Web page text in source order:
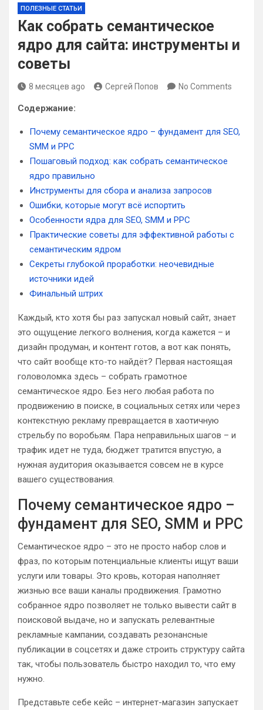
ПОЛЕЗНЫЕ СТАТЬИ
Как собрать семантическое
ядро для сайта: инструменты и
советы
8 месяцев ago Сергей Попов No Comments
Содержание:
Почему семантическое ядро – фундамент для SEO,
SMM и PPC
Пошаговый подход: как собрать семантическое
ядро правильно
Инструменты для сбора и анализа запросов
Ошибки, которые могут всё испортить
Особенности ядра для SEO, SMM и PPC
Практические советы для эффективной работы с
семантическим ядром
Секреты глубокой проработки: неочевидные
источники идей
Финальный штрих
Каждый, кто хотя бы раз запускал новый сайт, знает
это ощущение легкого волнения, когда кажется – и
дизайн продуман, и контент готов, а вот как понять,
что сайт вообще кто-то найдёт? Первая настоящая
головоломка здесь – собрать грамотное
семантическое ядро. Без него любая работа по
продвижению в поиске, в социальных сетях или через
контекстную рекламу превращается в хаотичную
стрельбу по воробьям. Пара неправильных шагов – и
трафик идет не туда, бюджет тратится впустую, а
нужная аудитория оказывается совсем не в курсе
вашего существования.
Почему семантическое ядро –
фундамент для SEO, SMM и PPC
Семантическое ядро – это не просто набор слов и
фраз, по которым потенциальные клиенты ищут ваши
услуги или товары. Это кровь, которая наполняет
жизнью все ваши каналы продвижения. Грамотно
собранное ядро позволяет не только вывести сайт в
поисковой выдаче, но и запускать релевантные
рекламные кампании, создавать резонансные
публикации в соцсетях и даже строить структуру сайта
так, чтобы пользователь быстро находил то, что ему
нужно.
Представьте себе кейс – интернет-магазин запускает